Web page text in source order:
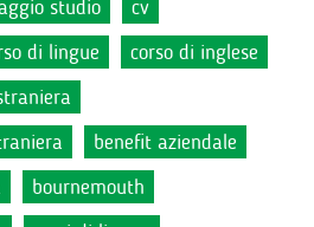
studio
cv
di lingue
corso di inglese
benefit aziendale
bournemouth